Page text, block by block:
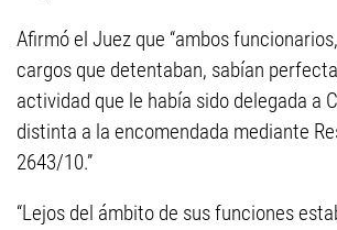
Afirmó el Juez que “ambos
cargos que detentaban, sabían
actividad que le había sido delegada a
distinta a la encomendada mediante
2643/10.”
“Lejos del ámbito de sus funciones